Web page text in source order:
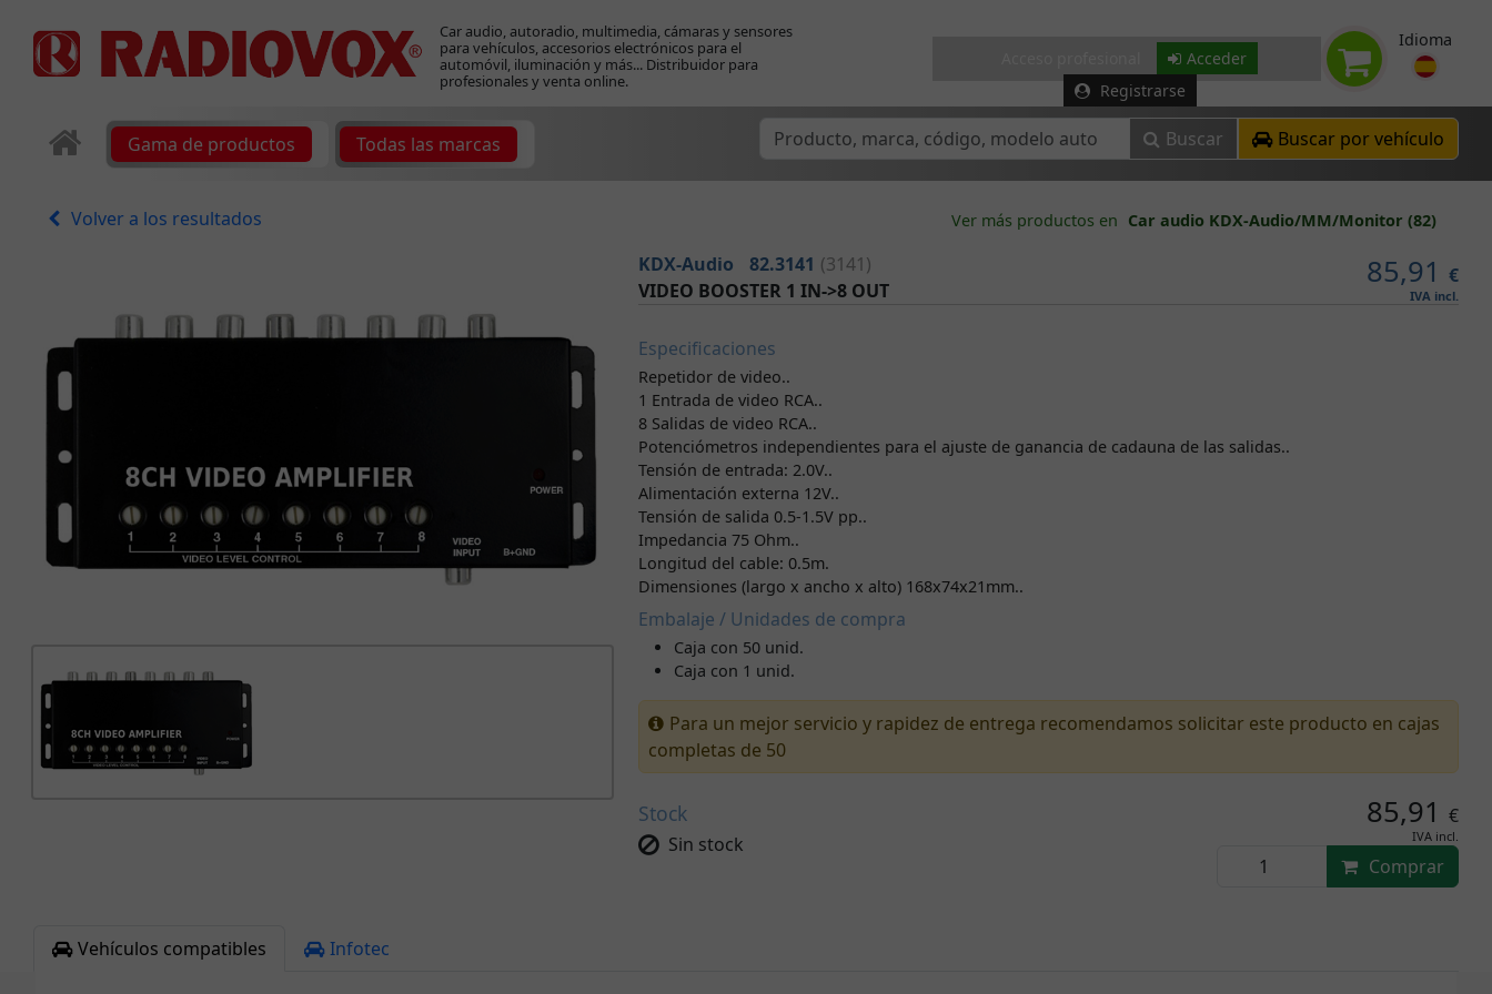
Car audio, autoradio, multimedia, cámaras y sensores
para vehículos, accesorios electrónicos para el
automóvil, iluminación y más... Distribuidor para
profesionales y venta online.
Acceder
Registrarse
Idioma
Gama de productos Todas las marcas Buscar Buscar por vehículo
Volver a los resultados Ver más productos en Car audio KDX-Audio/MM/Monitor (82)
KDX-Audio 82.3141 (3141) 85,91 €
IVA incl.
VIDEO BOOSTER 1 IN->8 OUT
Especificaciones
Repetidor de video..
1 Entrada de video RCA..
8 Salidas de video RCA..
Potenciómetros independientes para el ajuste de ganancia de cadauna de las salidas..
Tensión de entrada: 2.0V..
Alimentación externa 12V..
Tensión de salida 0.5-1.5V pp..
Impedancia 75 Ohm..
Longitud del cable: 0.5m.
Dimensiones (largo x ancho x alto) 168x74x21mm..
Embalaje / Unidades de compra
Caja con 50 unid.
Caja con 1 unid.
Para un mejor servicio y rapidez de entrega recomendamos solicitar este producto en cajas
completas de 50
Stock
Sin stock
85,91 €
IVA incl.
Comprar
Vehículos compatibles Infotec